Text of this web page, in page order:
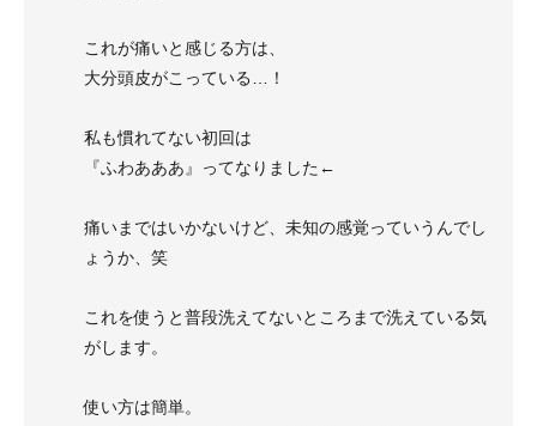
これが痛いと感じる方は、
大分頭皮がこっている…！
私も慣れてない初回は
『ふわあああ』ってなりました←
痛いまではいかないけど、未知の感覚っていうんでし
ょうか、笑
これを使うと普段洗えてないところまで洗えている気
がします。
使い方は簡単。